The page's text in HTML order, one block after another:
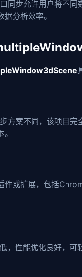
同步允许用户将不同
分析效率。
方案不同，该项目
件或扩展，包括
，性能优化良好，可